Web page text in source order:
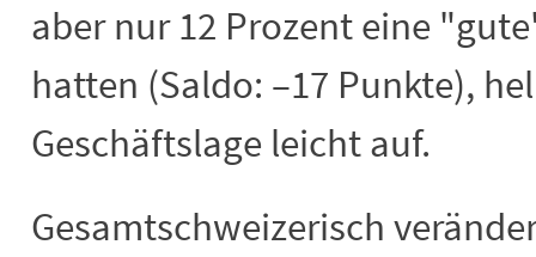
aber nur 12 Prozent eine
hatten (Saldo: –17 Punkte),
Geschäftslage leicht auf.
Gesamtschweizerisch